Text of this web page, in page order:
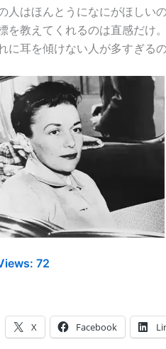
人はほんとうになにがほしい
を教えてくれるのは直感だけ。
に耳を傾けない人が多すぎるの
72
X Facebook